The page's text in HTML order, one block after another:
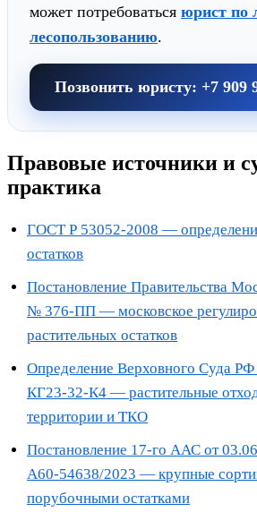
может потребоваться юрист по
лесопользованию.
Позвонить юристу: +7 909
Правовые источники и
практика
ГОСТ Р 53052-2008 —
остатков
Постановление Правительства
№ 376-ПП — московское
растительных остатков
Определение Верховного Суда
КГ23-32-К4 — растительные
территории и ТКО
Постановление 17-го ААС от
А60-54638/2023 — крупные
порубочными остатками